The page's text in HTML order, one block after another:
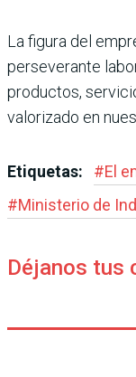
La figura del
perseverante
productos,
valorizado en
Etiquetas: #El
#Ministerio de
Déjanos tus